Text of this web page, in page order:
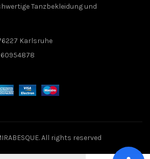
Tanzbekleidung und
Karlsruhe
60954878
. All rights reserved